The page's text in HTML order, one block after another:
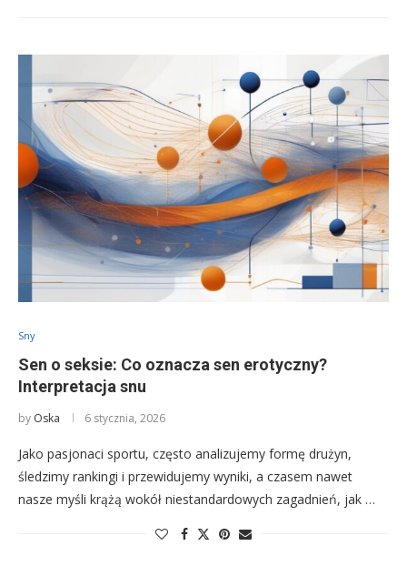
Sny
Sen o seksie: Co oznacza sen erotyczny?
Interpretacja snu
by Oska 6 stycznia, 2026
Jako pasjonaci sportu, często analizujemy formę drużyn,
śledzimy rankingi i przewidujemy wyniki, a czasem nawet
nasze myśli krążą wokół niestandardowych zagadnień, jak …